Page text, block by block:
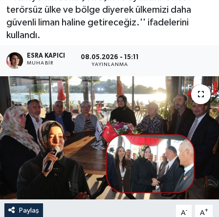
terörsüz ülke ve bölge diyerek ülkemizi daha
güvenli liman haline getireceğiz.'' ifadelerini
kullandı.
ESRA KAPICI
MUHABİR
08.05.2026 - 15:11
YAYINLANMA
Paylaş A- A+
Turizm